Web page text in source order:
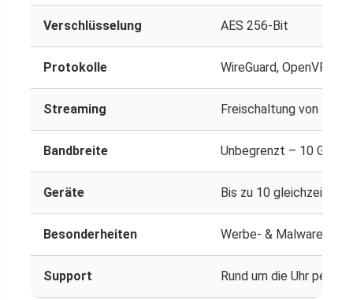
Verschlüsselung AES 256-Bit
Protokolle WireGuard, OpenVPN,
Streaming Freischaltung von
Bandbreite Unbegrenzt – 10 Gbps
Geräte Bis zu 10 gleichzeitig
Besonderheiten Werbe- & Malware-
Support Rund um die Uhr per